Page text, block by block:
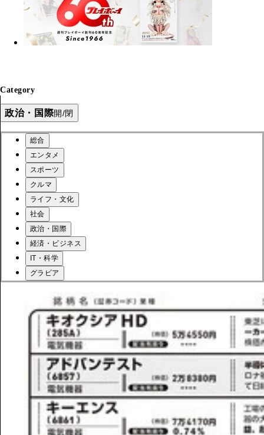
Category
政治・国際開/閉
総合
エンタメ
スポーツ
クルマ
ライフ・文化
社会
政治・国際
経済・ビジネス
IT・科学
グラビア